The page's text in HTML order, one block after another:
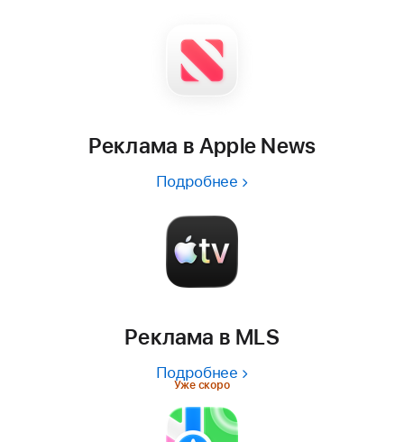
Реклама в Apple News
Подробнее
Реклама в MLS
Подробнее
Уже скоро